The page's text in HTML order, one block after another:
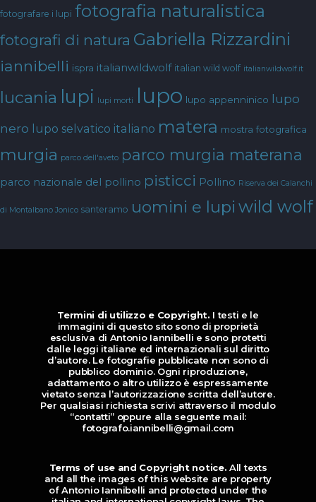
fotografare i lupi fotografia naturalistica
fotografi di natura Gabriella Rizzardini
iannibelli ispra italianwildwolf italian wild wolf italianwildwolf.it
lucania lupi lupi morti lupo lupo appenninico lupo
nero lupo selvatico italiano matera mostra fotografica
murgia parco dell'aveto parco murgia materana
parco nazionale del pollino pisticci Pollino Riserva dei Calanchi
di Montalbano Jonico santeramo uomini e lupi wild wolf
Termini di utilizzo e Copyright. I testi e le
immagini di questo sito sono di proprietà
esclusiva di Antonio Iannibelli e sono protetti
dalle leggi italiane ed internazionali sul diritto
d’autore. Le fotografie pubblicate non sono di
pubblico dominio. Ogni riproduzione,
adattamento o altro utilizzo è espressamente
vietato senza l’autorizzazione scritta dell’autore.
Per qualsiasi richiesta scrivi attraverso il modulo
“contatti” oppure alla seguente mail:
fotografo.iannibelli@gmail.com
Terms of use and Copyright notice. All texts
and all the images of this website are property
of Antonio Iannibelli and protected under the